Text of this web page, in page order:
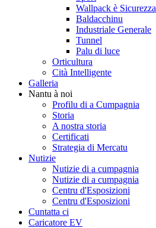
Wallpack è Sicurezza
Baldacchinu
Industriale Generale
Tunnel
Palu di luce
Orticultura
Cità ​​Intelligente
Galleria
Nantu à noi
Profilu di a Cumpagnia
Storia
A nostra storia
Certificati
Strategia di Mercatu
Nutizie
Nutizie di a cumpagnia
Nutizie di a cumpagnia
Centru d'Esposizioni
Centru d'Esposizioni
Cuntatta ci
Caricatore EV